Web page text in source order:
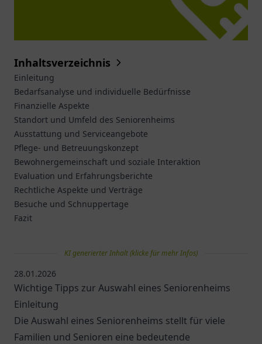
Inhaltsverzeichnis
Einleitung
Bedarfsanalyse und individuelle Bedürfnisse
Finanzielle Aspekte
Standort und Umfeld des Seniorenheims
Ausstattung und Serviceangebote
Pflege- und Betreuungskonzept
Bewohnergemeinschaft und soziale Interaktion
Evaluation und Erfahrungsberichte
Rechtliche Aspekte und Verträge
Besuche und Schnuppertage
Fazit
KI generierter Inhalt (klicke für mehr Infos)
28.01.2026
Wichtige Tipps zur Auswahl eines Seniorenheims
Einleitung
Die Auswahl eines Seniorenheims stellt für viele
Familien und Senioren eine bedeutende